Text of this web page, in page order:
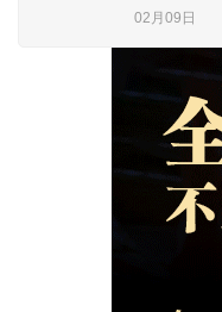
02月09日